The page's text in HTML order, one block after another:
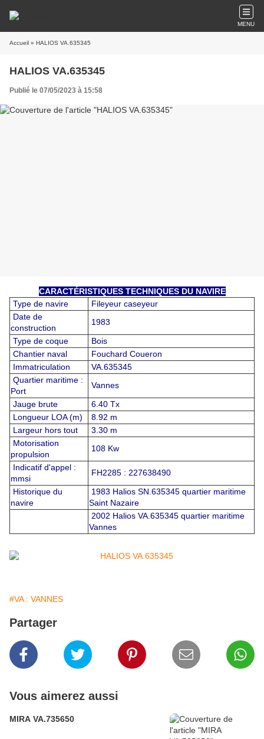
MENU
Accueil » HALIOS VA.635345
HALIOS VA.635345
Publié le 07/05/2023 à 15:58
CARACTÉRISTIQUES TECHNIQUES DU NAVIRE
Type de navire
Fileyeur caseyeur
Date de
construction
1983
Type de coque
Bois
Chantier naval
Fouchard Coueron
Immatriculation
VA.635345
Quartier maritime :
Port
Vannes
Jauge brute
6.40 Tx
Longueur LOA (m)
8.92 m
Largeur hors tout
3.30 m
Motorisation
propulsion
108 Kw
Indicatif d'appel :
mmsi
FH2285 : 227638490
Historique du
navire
1983 Halios SN.635345 quartier maritime
Saint Nazaire
2002 Halios VA.635345 quartier maritime
Vannes
#VA : VANNES
Partager
Vous aimerez aussi
MIRA VA.735650